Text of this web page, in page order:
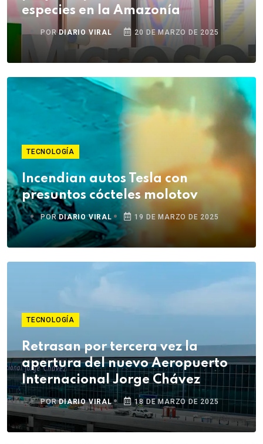
especies en la Amazonía
PORDIARIO VIRAL 20 DE MARZO DE 2025
TECNOLOGÍA
Incendian autos Tesla con
presuntos cócteles molotov
PORDIARIO VIRAL 19 DE MARZO DE 2025
TECNOLOGÍA
Retrasan por tercera vez la
apertura del nuevo Aeropuerto
Internacional Jorge Chávez
PORDIARIO VIRAL 18 DE MARZO DE 2025